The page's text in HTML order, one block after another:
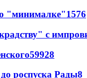
"минималке"1576
с
59928
роспуска Рады8